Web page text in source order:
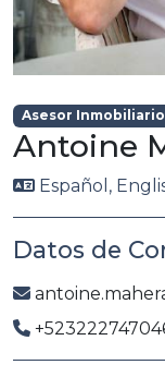
Asesor Inmobiliario
Antoine
Español,
Datos de